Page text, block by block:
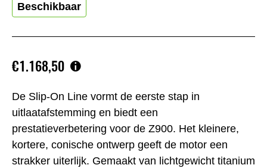
De Slip-On Line vormt de eerste stap in
uitlaatafstemming en biedt een
prestatieverbetering voor de Z900. Het kleinere,
kortere, conische ontwerp geeft de motor een
strakker uiterlijk. Gemaakt van lichtgewicht titanium
€1.168,50
Beschikbaar